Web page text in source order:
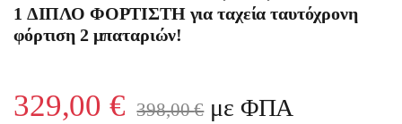
1 ΔΙΠΛΟ ΦΟΡΤΙΣΤΗ για ταχεία ταυτόχρονη
φόρτιση 2 μπαταριών!
329,00€ 398,00€με ΦΠΑ